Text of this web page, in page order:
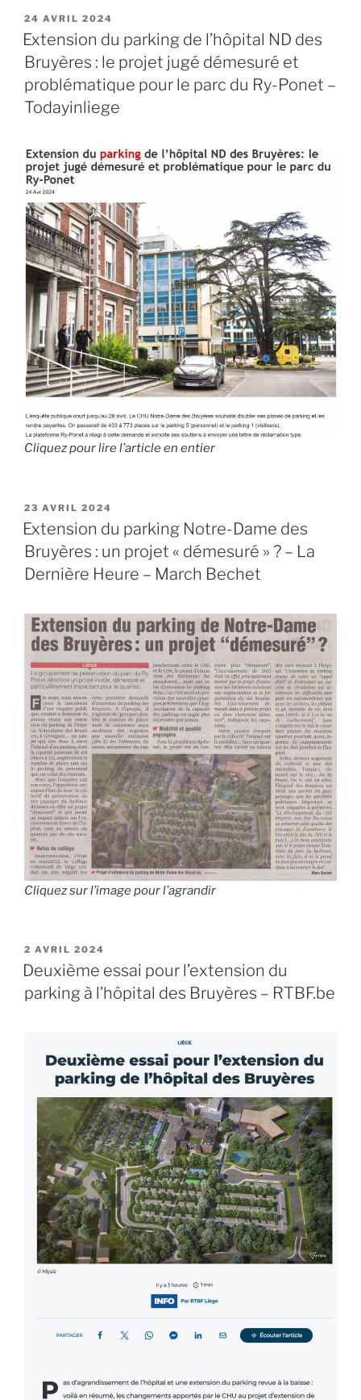
PUBLIÉ
LE
24 AVRIL 2024
Extension du parking de l’hôpital ND des
Bruyères : le projet jugé démesuré et
problématique pour le parc du Ry-Ponet –
Todayinliege
Cliquez pour lire l’article en entier
PUBLIÉ
LE
23 AVRIL 2024
Extension du parking Notre-Dame des
Bruyères : un projet « démesuré » ? – La
Dernière Heure – March Bechet
Cliquez sur l’image pour l’agrandir
PUBLIÉ
LE
2 AVRIL 2024
Deuxième essai pour l’extension du
parking à l’hôpital des Bruyères – RTBF.be